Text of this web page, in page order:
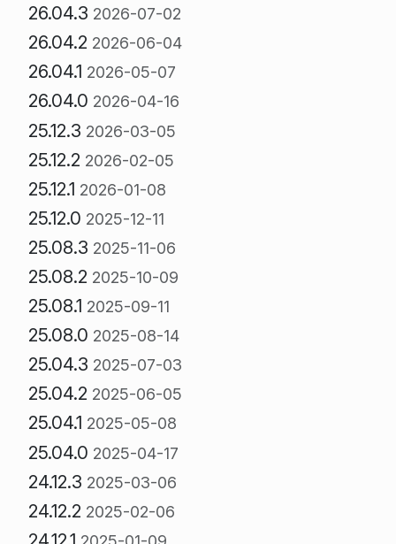
26.04.3 2026-07-02
26.04.2 2026-06-04
26.04.1 2026-05-07
26.04.0 2026-04-16
25.12.3 2026-03-05
25.12.2 2026-02-05
25.12.1 2026-01-08
25.12.0 2025-12-11
25.08.3 2025-11-06
25.08.2 2025-10-09
25.08.1 2025-09-11
25.08.0 2025-08-14
25.04.3 2025-07-03
25.04.2 2025-06-05
25.04.1 2025-05-08
25.04.0 2025-04-17
24.12.3 2025-03-06
24.12.2 2025-02-06